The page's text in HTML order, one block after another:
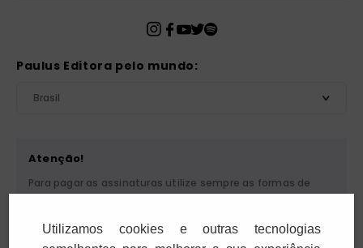
Paulus Editora pelo mundo:
Brasil
Atenção!
Para pagar as assinaturas utilize sempre as formas de
ou de pessoa física. Se você receber algum tipo de
Utilizamos cookies e outras tecnologias